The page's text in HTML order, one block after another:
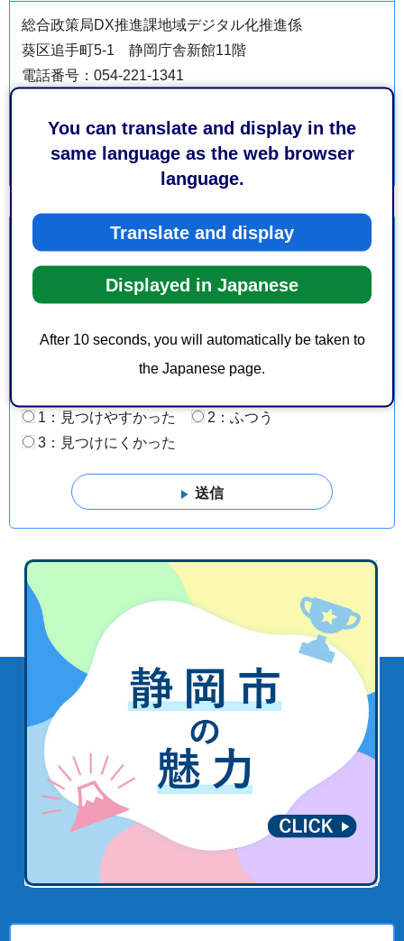
You can translate and display in the
same language as the web browser
language.
Translate and display
Displayed in Japanese
After 10 seconds, you will automatically be taken to
the Japanese page.
総合政策局DX推進課地域デジタル化推進係
葵区追手町5-1 静岡庁舎新館11階
電話番号：054-221-1341
より良いウェブサイトにするためにみなさまのご意
見をお聞かせください
このページの情報は役に立ちましたか？
1：役に立った
2：ふつう
1：見つけやすかった
2：ふつう
3：見つけにくかった